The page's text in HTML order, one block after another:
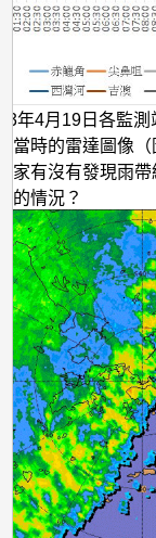
年4月19日各監測
當時的雷達圖像
家有沒有發現雨
的情況？